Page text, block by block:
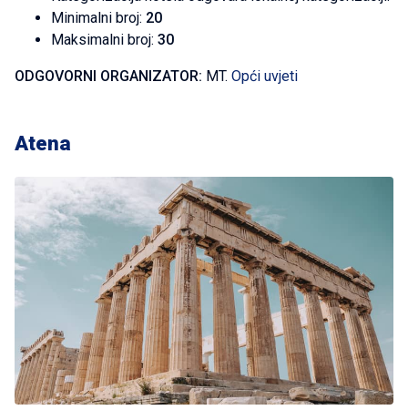
Minimalni broj: 20
Maksimalni broj: 30
ODGOVORNI ORGANIZATOR: MT. Opći uvjeti
Atena